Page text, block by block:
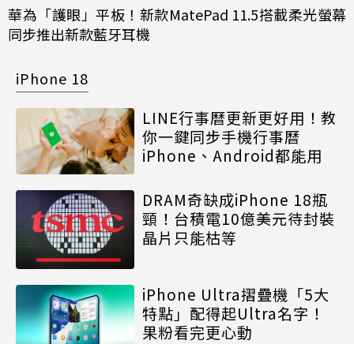
華為「護眼」平板！新款MatePad 11.5搭載柔光螢幕
同步推出新款藍牙耳機
iPhone 18
LINE行事曆更新更好用！教
你一鍵同步手機行事曆
iPhone、Android都能用
DRAM奇缺成iPhone 18瓶
頸！台積電10億美元待封裝
晶片只能枯等
iPhone Ultra摺疊機「5大
特點」配得起Ultra名字！
果粉看完更心動